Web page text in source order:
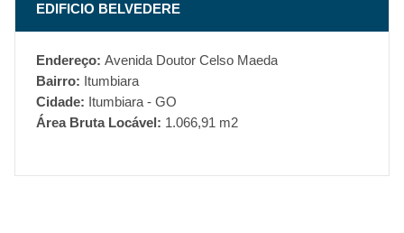
EDIFICIO BELVEDERE
Endereço: Avenida Doutor Celso Maeda
Bairro: Itumbiara
Cidade: Itumbiara - GO
Área Bruta Locável: 1.066,91 m2